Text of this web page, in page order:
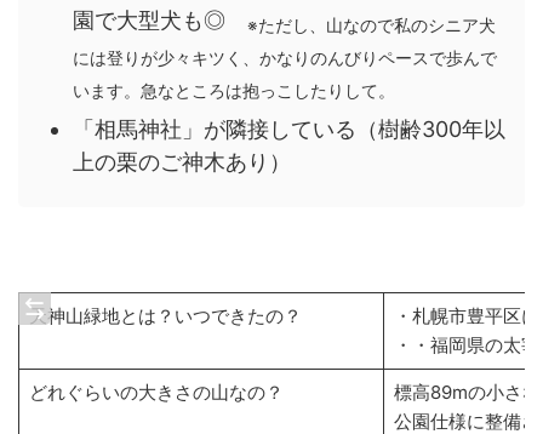
園で大型犬も◎
※ただし、山なので私のシニア犬
には登りが少々キツく、かなりのんびりペースで歩んで
います。急なところは抱っこしたりして。
「相馬神社」が隣接している（樹齢300年以
上の栗のご神木あり）
天神山緑地とは？いつできたの？
・札幌市豊平区
・・福岡県の太
どれぐらいの大きさの山なの？
標高89mの小さ
公園仕様に整備